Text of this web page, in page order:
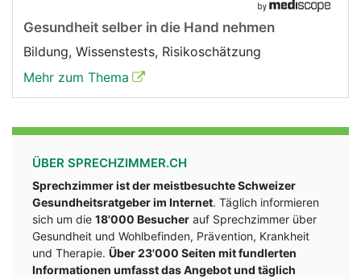
Gesundheit selber in die Hand nehmen
Bildung, Wissenstests, Risikoschätzung
Mehr zum Thema
ÜBER SPRECHZIMMER.CH
Sprechzimmer ist der meistbesuchte Schweizer
Gesundheitsratgeber im Internet. Täglich informieren
sich um die 18'000 Besucher auf Sprechzimmer über
Gesundheit und Wohlbefinden, Prävention, Krankheit
und Therapie. Über 23'000 Seiten mit fundlerten
Informationen umfasst das Angebot und täglich